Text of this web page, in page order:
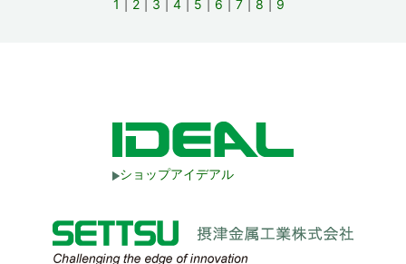
1 2 3 4 5 6 7 8 9
ショップアイデアル